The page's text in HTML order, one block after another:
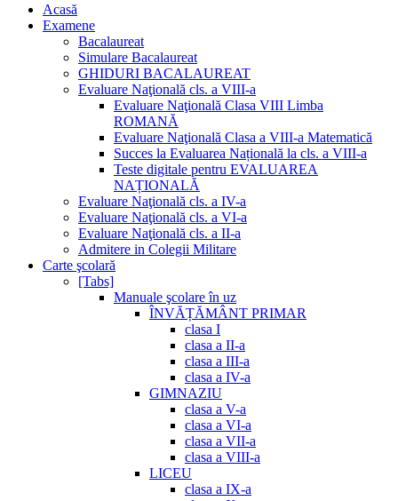
Acasă
Examene
Bacalaureat
Simulare Bacalaureat
GHIDURI BACALAUREAT
Evaluare Naţională cls. a VIII-a
Evaluare Naţională Clasa VIII Limba
ROMANĂ
Evaluare Naţională Clasa a VIII-a Matematică
Succes la Evaluarea Națională la cls. a VIII-a
Teste digitale pentru EVALUAREA
NAȚIONALĂ
Evaluare Naţională cls. a IV-a
Evaluare Naţională cls. a VI-a
Evaluare Naţională cls. a II-a
Admitere in Colegii Militare
Carte şcolară
[Tabs]
Manuale şcolare în uz
ÎNVĂȚĂMÂNT PRIMAR
clasa I
clasa a II-a
clasa a III-a
clasa a IV-a
GIMNAZIU
clasa a V-a
clasa a VI-a
clasa a VII-a
clasa a VIII-a
LICEU
clasa a IX-a